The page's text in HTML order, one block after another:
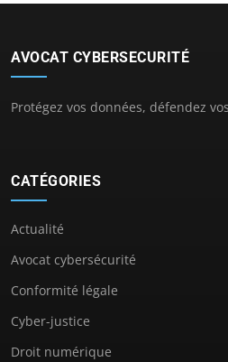
AVOCAT CYBERSECURITÉ
Protégez vos données, défendez
CATÉGORIES
Actualité
Avocat cybersécurité
Conformité légale
Cyber-justice
Droit numérique